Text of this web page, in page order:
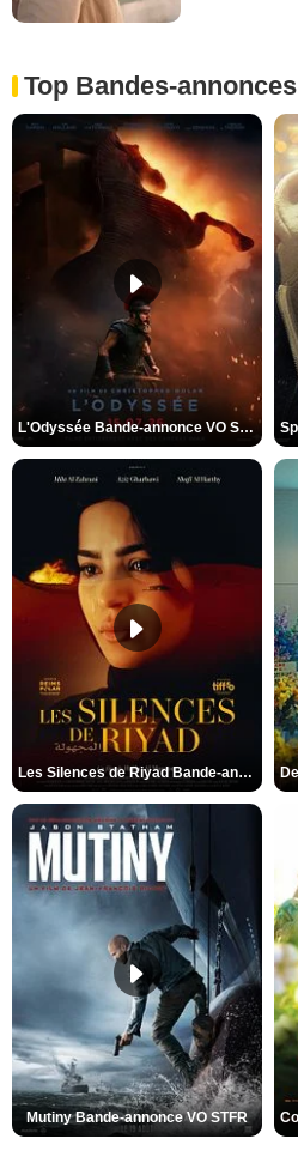
Top Bandes-annonces
L'Odyssée Bande-annonce VO STFR
Les Silences de Riyad Bande-annonce VO STFR
Mutiny Bande-annonce VO STFR